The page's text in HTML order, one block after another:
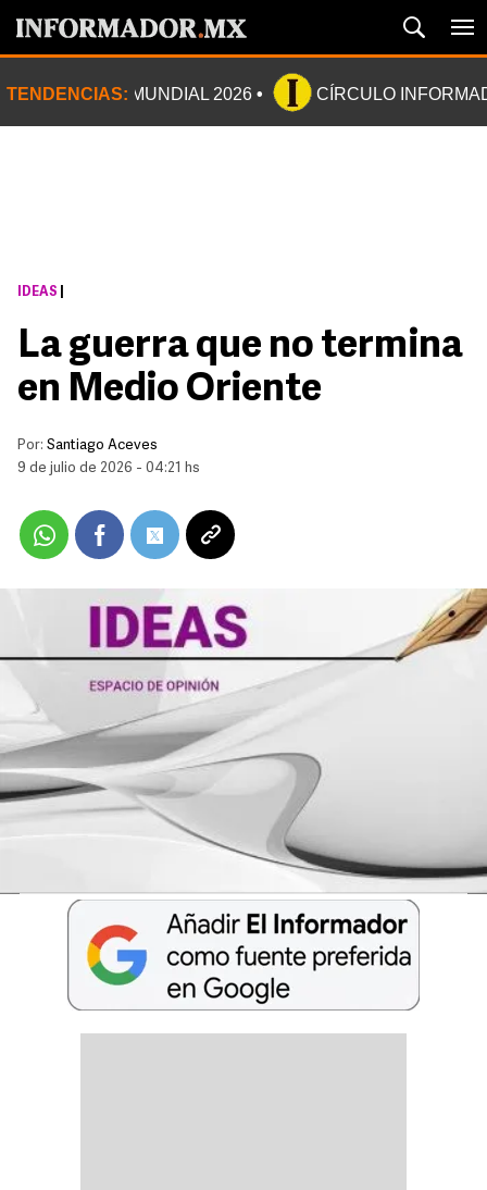
TENDENCIAS: MUNDIAL 2026 CÍRCULO
IDEAS
La guerra que no termina
en Medio Oriente
Por: Santiago Aceves
9 de julio de 2026 - 04:21 hs